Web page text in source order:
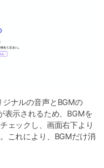
ナルの音声とBGMの
表示されるため、BGMを
ェックし、画面右下より
これにより、BGMだけ消